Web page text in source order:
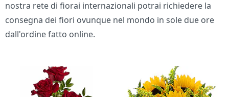
nostra rete di fiorai internazionali potrai richiedere la
consegna dei fiori ovunque nel mondo in sole due ore
dall'ordine fatto online.
Bouquet di fiori